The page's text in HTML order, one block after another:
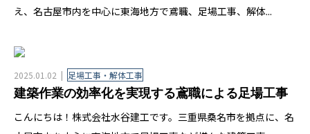
え、名古屋市内を中心に東海地方で鳶職、足場工事、解体...
2025.01.02 足場工事・解体工事
建築作業の効率化を実現する鳶職による足場工事
こんにちは！株式会社水谷建工です。三重県桑名市を拠点に、名